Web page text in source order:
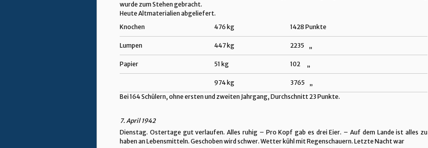
wurde zum Stehen gebracht.
Heute Altmaterialien abgeliefert.
Knochen
476 kg 1428 Punkte
Lumpen 447 kg 2235 „
Papier 51 kg 102 „
974 kg
3765 „
Bei 164 Schülern, ohne ersten und zweiten Jahrgang, Durchschnitt 23 Punkte.
7. April 1942
Dienstag. Ostertage gut verlaufen. Alles ruhig – Pro Kopf gab es drei Eier. – Auf dem Lande ist alles zu
haben an Lebensmitteln. Geschoben wird schwer. Wetter kühl mit Regenschauern. Letzte Nacht war